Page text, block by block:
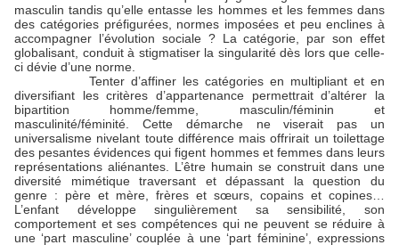
masculin tandis qu’elle entasse les hommes et les femmes dans
des catégories préfigurées, normes imposées et peu enclines à
accompagner l’évolution sociale ? La catégorie, par son effet
globalisant, conduit à stigmatiser la singularité dès lors que celle-
ci dévie d’une norme.
Tenter d’affiner les catégories en multipliant et en
diversifiant les critères d’appartenance permettrait d’altérer la
bipartition homme/femme, masculin/féminin et
masculinité/féminité. Cette démarche ne viserait pas un
universalisme nivelant toute différence mais offrirait un toilettage
des pesantes évidences qui figent hommes et femmes dans leurs
représentations aliénantes. L’être humain se construit dans une
diversité mimétique traversant et dépassant la question du
genre : père et mère, frères et sœurs, copains et copines…
L’enfant développe singulièrement sa sensibilité, son
comportement et ses compétences qui ne peuvent se réduire à
une ‘part masculine’ couplée à une ‘part féminine’, expressions